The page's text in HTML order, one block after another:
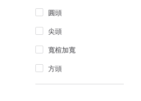
圓頭
尖頭
寬楦加寬
方頭